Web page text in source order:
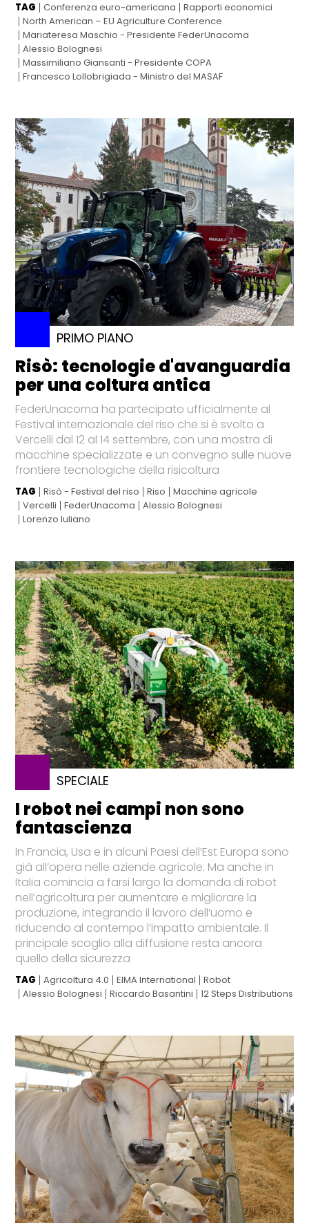
TAG Conferenza euro-americana
Rapporti economici
North American – EU Agriculture Conference
Mariateresa Maschio - Presidente FederUnacoma
Alessio Bolognesi
Massimiliano Giansanti - Presidente COPA
Francesco Lollobrigiada - Ministro del MASAF
PRIMO PIANO
Risò: tecnologie d'avanguardia
per una coltura antica
FederUnacoma ha partecipato ufficialmente al
Festival internazionale del riso che si è svolto a
Vercelli dal 12 al 14 settembre, con una mostra di
macchine specializzate e un convegno sulle nuove
frontiere tecnologiche della risicoltura
TAG Risò - Festival del riso Riso
Macchine agricole
Vercelli
FederUnacoma
Alessio Bolognesi
Lorenzo Iuliano
SPECIALE
I robot nei campi non sono
fantascienza
In Francia, Usa e in alcuni Paesi dell’Est Europa sono
già all’opera nelle aziende agricole. Ma anche in
Italia comincia a farsi largo la domanda di robot
nell’agricoltura per aumentare e migliorare la
produzione, integrando il lavoro dell’uomo e
riducendo al contempo l’impatto ambientale. Il
principale scoglio alla diffusione resta ancora
quello della sicurezza
TAG Agricoltura 4.0 EIMA International
Robot
Alessio Bolognesi
Riccardo Basantini 12 Steps Distributions